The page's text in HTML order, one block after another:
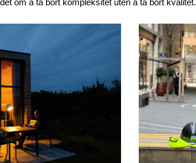
om å ta bort kompleksitet uten å ta bort kvalitet.